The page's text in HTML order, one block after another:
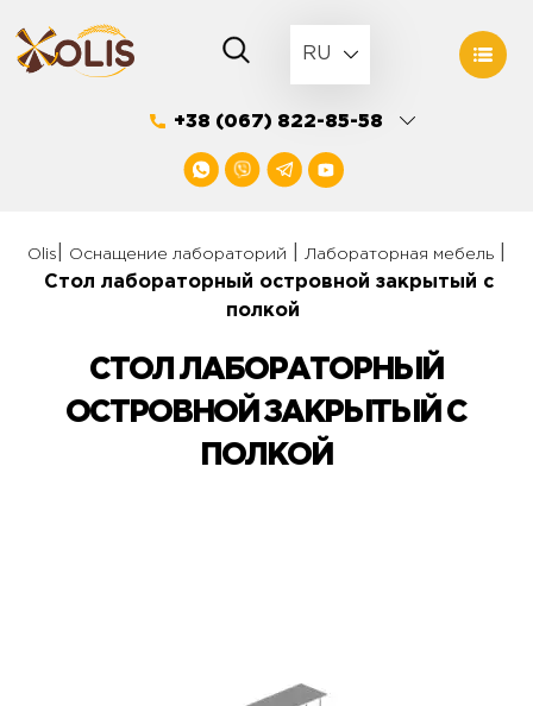
to
content
RU
+38 (067) 822-85-58
Olis Оснащение лабораторий Лабораторная мебель
Стол лабораторный островной закрытый с
полкой
СТОЛ ЛАБОРАТОРНЫЙ
ОСТРОВНОЙ ЗАКРЫТЫЙ С
ПОЛКОЙ